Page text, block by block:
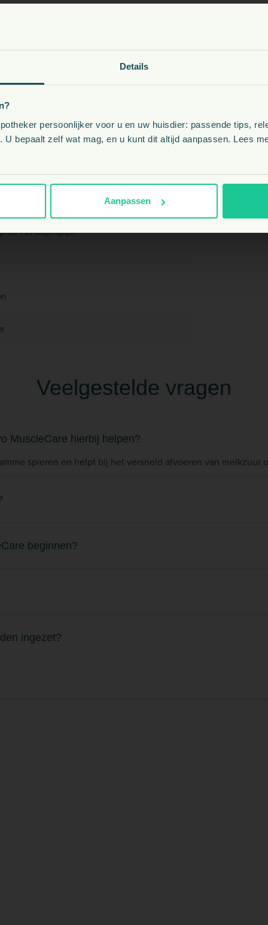
Details
persoonlijker voor u en uw huisdier: passende tips,
U bepaalt zelf wat mag, en u kunt dit altijd aanpassen. Lees
Aanpassen
nonGMO, roggevoerbloem, sojaolie
1,3%, ruw eiwit 32%, ruw vet 2,5%, ruwe
B
120 mg, choline 620 mg, vitamine C
de FEI dopinglijst
Veelgestelde vragen
MuscleCare hierbij helpen?
spieren en helpt bij het versneld afvoeren van melkzuur
beginnen?
ingezet?
NL